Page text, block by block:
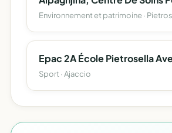
Environnement et patrimoine ·
Sport · Ajaccio